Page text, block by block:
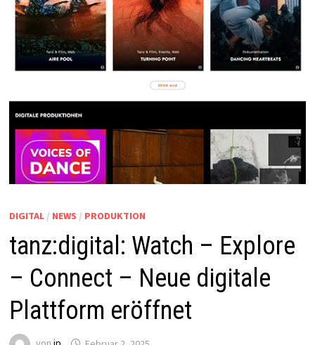
DIGITAL / NEWS / PRODUKTION
tanz:digital: Watch – Explore
– Connect – Neue digitale
Plattform eröffnet